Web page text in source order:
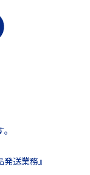
送業務』